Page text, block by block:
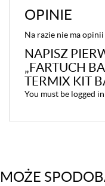
OPINIE
Na razie nie ma
NAPISZ
„FARTUCH
TERMIX KIT
You must be logged in
MOŻE